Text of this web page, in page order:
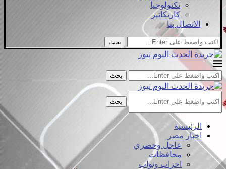
تكنولوجيا
كاريكاتير
الاتصال بنا
بحث
بحث
بحث
الرئيسية
اخبار مصر
عاجل وحصري
محافظات
احزاب ونواب